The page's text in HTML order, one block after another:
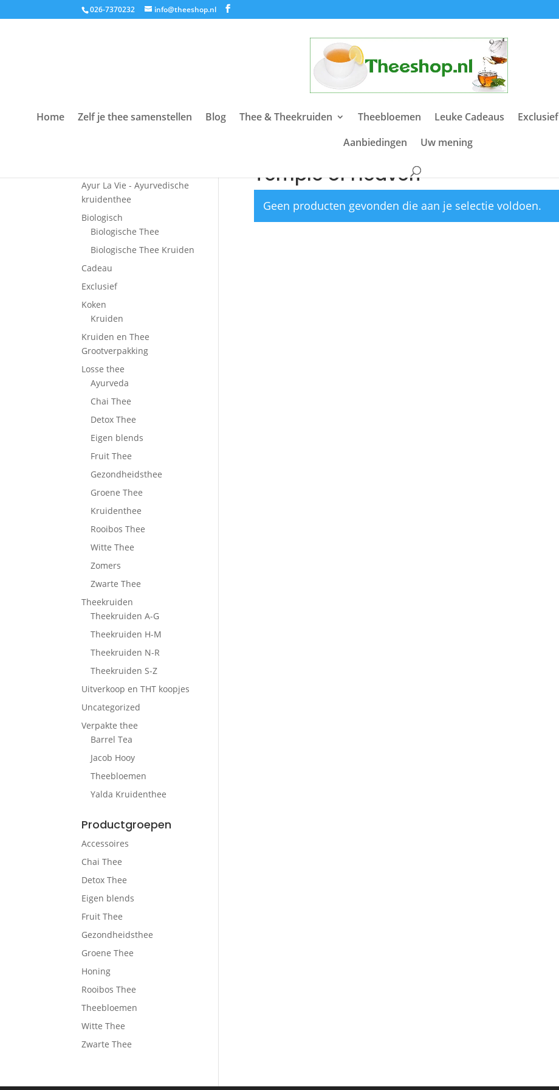
026-7370232 info@theeshop.nl
Home Zelf je thee samenstellen Blog Thee & Theekruiden Theebloemen Leuke Cadeaus Exclusief
Aanbiedingen
Uw mening
/ Producten getagged “Temple of Heaven”
Temple of Heaven
Geen producten gevonden die aan je selectie voldoen.
Ayur La Vie - Ayurvedische
kruidenthee
Biologisch
Biologische Thee
Biologische Thee Kruiden
Cadeau
Exclusief
Koken
Kruiden
Kruiden en Thee
Grootverpakking
Losse thee
Ayurveda
Chai Thee
Detox Thee
Eigen blends
Fruit Thee
Gezondheidsthee
Groene Thee
Kruidenthee
Rooibos Thee
Witte Thee
Zomers
Zwarte Thee
Theekruiden
Theekruiden A-G
Theekruiden H-M
Theekruiden N-R
Theekruiden S-Z
Uitverkoop en THT koopjes
Uncategorized
Verpakte thee
Barrel Tea
Jacob Hooy
Theebloemen
Yalda Kruidenthee
Productgroepen
Accessoires
Chai Thee
Detox Thee
Eigen blends
Fruit Thee
Gezondheidsthee
Groene Thee
Honing
Rooibos Thee
Theebloemen
Witte Thee
Zwarte Thee